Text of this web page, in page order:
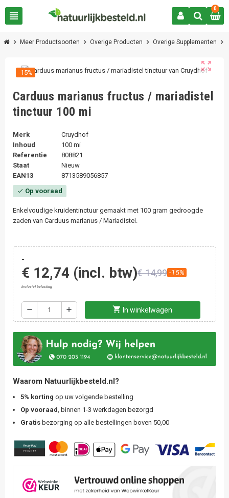
view_headline
0
chevron_right Meer Productsoorten chevron_right Overige Producten chevron_right Overige Supplementen chevron_right
zoom_out_map
-15%
Carduus marianus fructus / mariadistel
tinctuur 100 mi
Merk
Cruydhof
Inhoud
100 mi
Referentie
808821
Staat
Nieuw
EAN13
8713589056857
check Op vooraad
Enkelvoudige kruidentinctuur gemaakt met 100 gram gedroogde
zaden van Carduus marianus / Mariadistel.
-
€ 12,74 (incl. btw)€ 14,99 -15%
Inclusief belasting
remove add shopping_cart In winkelwagen
Waarom Natuurlijkbesteld.nl?
5% korting op uw volgende bestelling
Op vooraad
, binnen 1-3 werkdagen bezorgd
Gratis bezorging op alle bestellingen boven 50,00